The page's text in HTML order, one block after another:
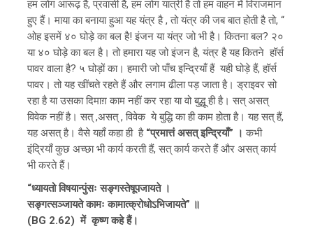
हम लोग आरूढ़ है, प्रवासी है, हम लोग यात्री है तो हम वाहन में विराजमान
हुए हैं। माया का बनाया हुआ यह यंत्र है , तो यंत्र की जब बात होती है तो, “
ओह इसमें ४० घोड़े का बल है! इंजन या यंत्र जो भी है। कितना बल? २०
या ४० घोड़े का बल है। तो हमारा यह जो इंजन है, यंत्र है यह कितने हॉर्स
पावर वाला है? ५ घोड़ों का। हमारी जो पाँच इन्द्रियाँ हैं यही घोड़े हैं, हॉर्स
पावर। तो यह खींचते रहते हैं और लगाम ढीला पड़ जाता है। ड्राइवर सो
रहा है या उसका दिमाग़ काम नहीं कर रहा या वो बुद्धू ही है। सत् असत्
विवेक नहीं है। सत् ,असत् , विवेक ये बुद्धि का ही काम होता है। यह सत् हैं,
यह असत् है। वैसे यहाँ कहा ही है “प्रमात्तं असत् इन्द्रियाँ” । कभी
इंद्रियाँ कुछ अच्छा भी कार्य करती हैं, सत् कार्य करते हैं और असत् कार्य
भी करते हैं।
“ध्यायतो विषयान्पुंसः सङ्गस्तेषूपजायते ।
सङ्गत्सञ्जायते कामः कामात्क्रोधोऽभिजायते” ॥
(BG 2.62) में कृष्ण कहे हैं।